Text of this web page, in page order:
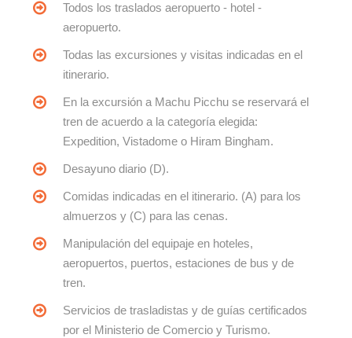
Todos los traslados aeropuerto - hotel -
aeropuerto.
Todas las excursiones y visitas indicadas en el
itinerario.
En la excursión a Machu Picchu se reservará el
tren de acuerdo a la categoría elegida:
Expedition, Vistadome o Hiram Bingham.
Desayuno diario (D).
Comidas indicadas en el itinerario. (A) para los
almuerzos y (C) para las cenas.
Manipulación del equipaje en hoteles,
aeropuertos, puertos, estaciones de bus y de
tren.
Servicios de trasladistas y de guías certificados
por el Ministerio de Comercio y Turismo.